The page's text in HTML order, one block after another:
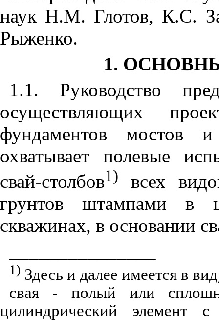
наук Н.М. Глотов, К.С.
Рыженко.
1.
1.1. Руководство
осуществляющих
фундаментов мостов
охватывает полевые
свай-столбов1)
всех
грунтов штампами в
скважинах, в основании
1) Здесь и далее имеется в
свая - полый или
цилиндрический элемент